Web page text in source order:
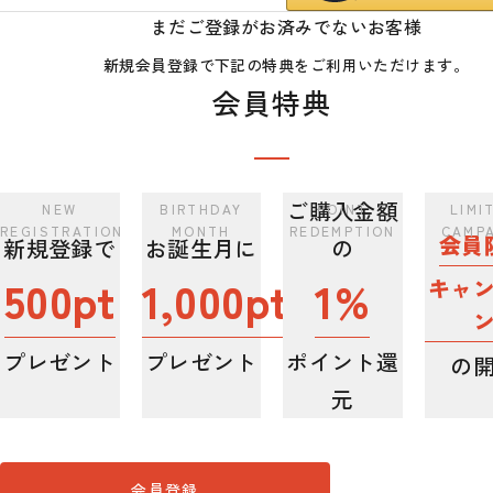
まだご登録がお済みでないお客様
新規会員登録で下記の特典をご利用いただけます。
会員特典
新規登録で
500pt
プレゼント
お誕生月に
1,000pt
プレゼント
ご購入金額
の
1%
ポイント還
元
会員
キャ
ン
の